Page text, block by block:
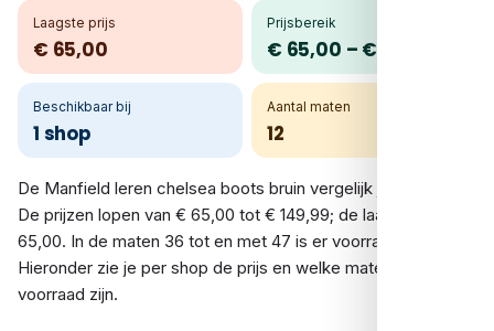
Laagste prijs
€ 65,00
Prijsbereik
€ 65,00 – € 149,99
Beschikbaar bij
1 shop
Aantal maten
12
De Manfield leren chelsea boots bruin vergelijk je bij 1 shop.
De prijzen lopen van € 65,00 tot € 149,99; de laagste is €
65,00. In de maten 36 tot en met 47 is er voorraad.
Hieronder zie je per shop de prijs en welke maten op
voorraad zijn.